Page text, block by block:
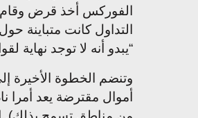
الفوركس أخذ قرض
التداول كانت متباينة
“يبدو أنه لا توجد نهاية
أموال مقترضة يعد